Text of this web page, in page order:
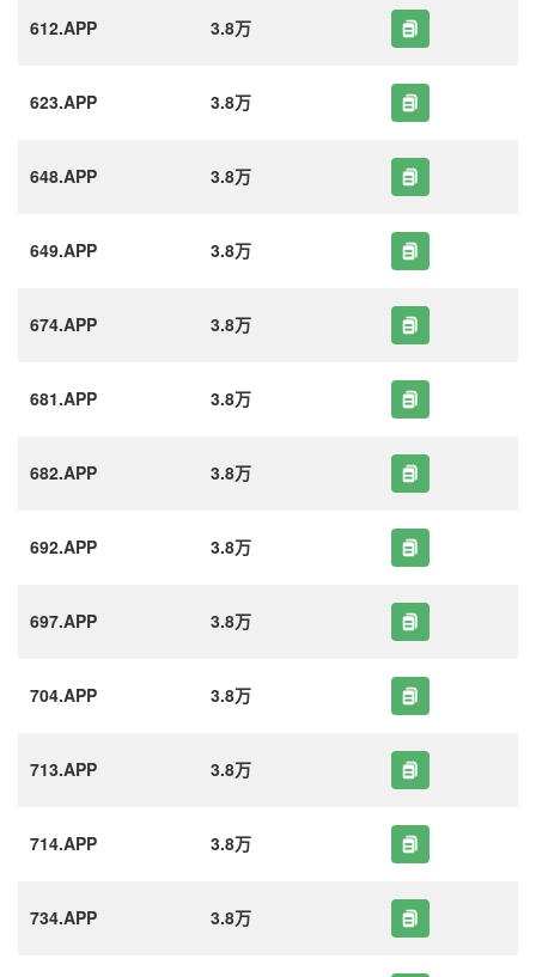
612.APP 3.8万
623.APP 3.8万
648.APP 3.8万
649.APP 3.8万
674.APP 3.8万
681.APP 3.8万
682.APP 3.8万
692.APP 3.8万
697.APP 3.8万
704.APP 3.8万
713.APP 3.8万
714.APP 3.8万
734.APP 3.8万